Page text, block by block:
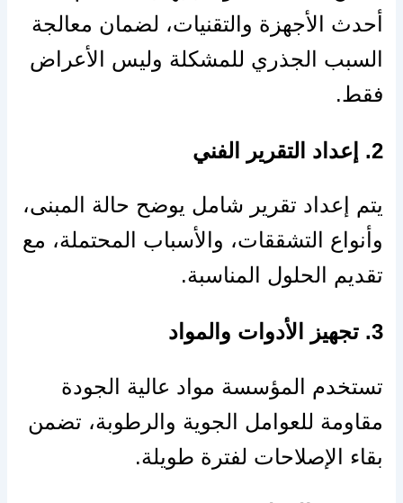
أحدث الأجهزة والتقنيات، لضمان معالجة
السبب الجذري للمشكلة وليس الأعراض
فقط.
2. إعداد التقرير الفني
يتم إعداد تقرير شامل يوضح حالة المبنى،
وأنواع التشققات، والأسباب المحتملة، مع
تقديم الحلول المناسبة.
3. تجهيز الأدوات والمواد
تستخدم المؤسسة مواد عالية الجودة
مقاومة للعوامل الجوية والرطوبة، تضمن
بقاء الإصلاحات لفترة طويلة.